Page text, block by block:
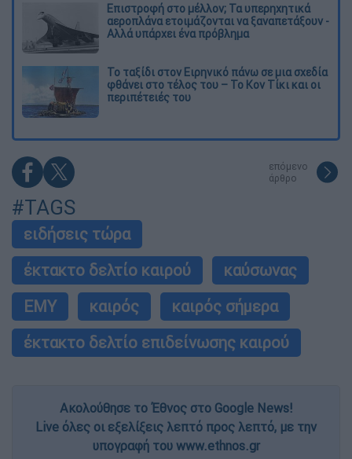
Επιστροφή στο μέλλον; Τα υπερηχητικά
αεροπλάνα ετοιμάζονται να ξαναπετάξουν -
Αλλά υπάρχει ένα πρόβλημα
Το ταξίδι στον Ειρηνικό πάνω σε μια σχεδία
φθάνει στο τέλος του – Το Κον Τίκι και οι
περιπέτειές του
επόμενο
άρθρο
#TAGS
ειδήσεις τώρα
έκτακτο δελτίο καιρού
καύσωνας
ΕΜΥ
καιρός
καιρός σήμερα
έκτακτο δελτίο επιδείνωσης καιρού
Ακολούθησε το Έθνος στο Google News!
Live όλες οι εξελίξεις λεπτό προς λεπτό, με την
υπογραφή του www.ethnos.gr